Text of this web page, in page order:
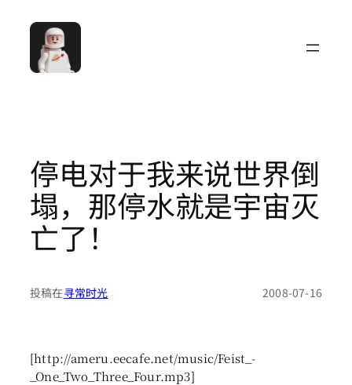
停电对于我来说世界倒
塌，那停水就是宇宙灭
亡了！
投稿在寻常时光 2008-07-16
[http://ameru.eecafe.net/music/Feist_-
_One_Two_Three_Four.mp3]